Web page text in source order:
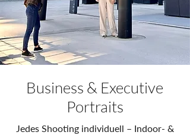
Business & Executive
Portraits
Jedes Shooting individuell – Indoor- &